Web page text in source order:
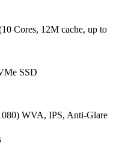
Cores, 12M cache, up to
SSD
WVA, IPS, Anti-Glare